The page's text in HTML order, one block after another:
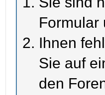
Formular
Ihnen
Sie auf
den